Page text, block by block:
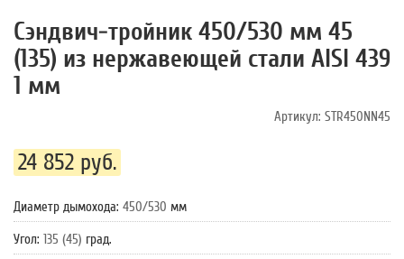
Сэндвич-тройник 450/530 мм 45
(135) из нержавеющей стали AISI 439
1 мм
Артикул: STR450NN45
24 852 руб.
Диаметр дымохода: 450/530 мм
Угол: 135 (45) град.